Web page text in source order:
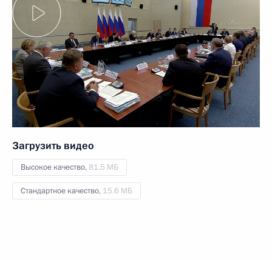
Загрузить видео
Высокое качество,81.5 МБ
Стандартное качество, 15.6 МБ